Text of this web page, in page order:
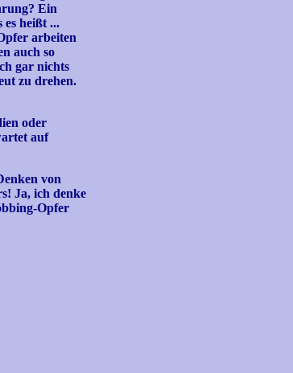
Ein
heißt ...
arbeiten
auch so
gar nichts
zu drehen.
oder
auf
von
Ja, ich denke
Opfer